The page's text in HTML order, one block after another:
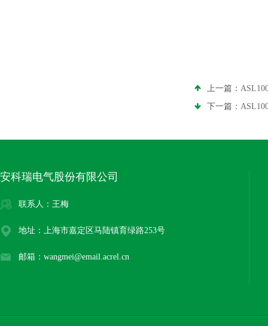
上一篇：
下一篇：
安科瑞电气股份有限公司
联系人：王梅
地址：上海市嘉定区马陆镇育绿路253号
邮箱：wangmei@email.acrel.cn